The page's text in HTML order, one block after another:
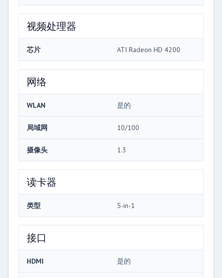
视频处理器
芯片 ATI Radeon HD 4200
网络
WLAN 是的
局域网 10/100
摄像头 1.3
读卡器
类型 5-in-1
接口
HDMI 是的